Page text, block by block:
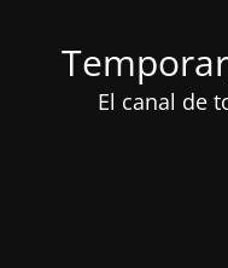
El canal de